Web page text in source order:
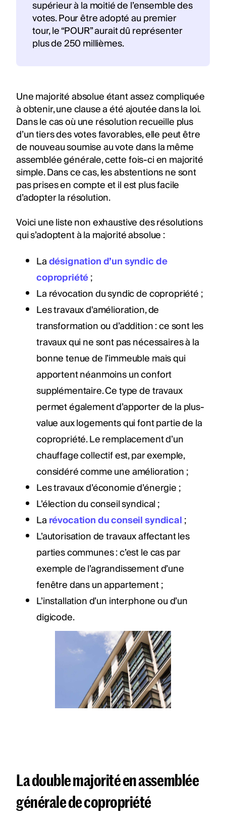
supérieur à la moitié de l’ensemble des
votes. Pour être adopté au premier
tour, le “POUR” aurait dû représenter
plus de 250 millièmes.
Une majorité absolue étant assez compliquée
à obtenir, une clause a été ajoutée dans la loi.
Dans le cas où une résolution recueille plus
d’un tiers des votes favorables, elle peut être
de nouveau soumise au vote dans la même
assemblée générale, cette fois-ci en majorité
simple. Dans ce cas, les abstentions ne sont
pas prises en compte et il est plus facile
d’adopter la résolution.
Voici une liste non exhaustive des résolutions
qui s’adoptent à la majorité absolue :
Ladésignation d’un syndic de
copropriété;
La révocation du syndic de copropriété ;
Les travaux d'amélioration, de
transformation ou d’addition : ce sont les
travaux qui ne sont pas nécessaires à la
bonne tenue de l’immeuble mais qui
apportent néanmoins un confort
supplémentaire. Ce type de travaux
permet également d’apporter de la plus-
value aux logements qui font partie de la
copropriété. Le remplacement d’un
chauffage collectif est, par exemple,
considéré comme une amélioration ;
Les travaux d’économie d’énergie ;
L’élection du conseil syndical ;
Larévocation du conseil syndical;
L’autorisation de travaux affectant les
parties communes : c’est le cas par
exemple de l’agrandissement d’une
fenêtre dans un appartement ;
L’installation d’un interphone ou d’un
digicode.
La double majorité en assemblée
générale de copropriété